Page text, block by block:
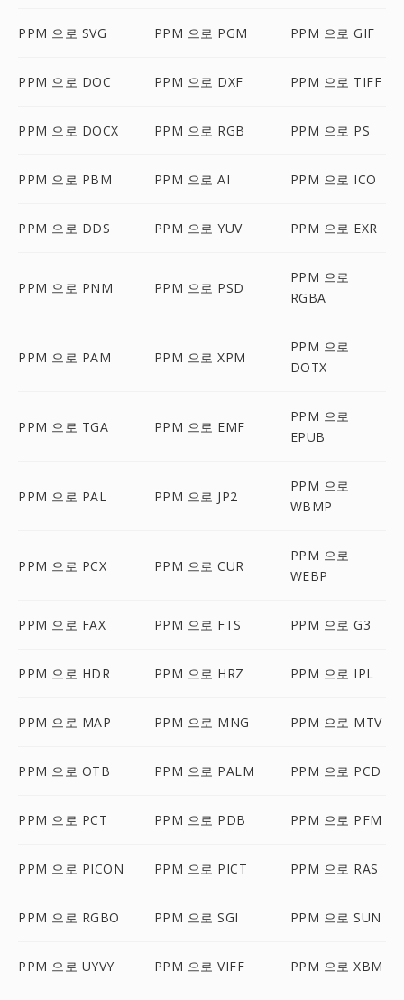
PPM 으로 SVG PPM 으로 PGM PPM 으로 GIF
PPM 으로 DOC PPM 으로 DXF PPM 으로 TIFF
PPM 으로 DOCX PPM 으로 RGB PPM 으로 PS
PPM 으로 PBM PPM 으로 AI PPM 으로 ICO
PPM 으로 DDS PPM 으로 YUV PPM 으로 EXR
PPM 으로 PNM PPM 으로 PSD
PPM 으로
RGBA
PPM 으로 PAM PPM 으로 XPM
PPM 으로
DOTX
PPM 으로 TGA PPM 으로 EMF
PPM 으로
EPUB
PPM 으로 PAL PPM 으로 JP2
PPM 으로
WBMP
PPM 으로 PCX PPM 으로 CUR
PPM 으로
WEBP
PPM 으로 FAX PPM 으로 FTS PPM 으로 G3
PPM 으로 HDR PPM 으로 HRZ PPM 으로 IPL
PPM 으로 MAP PPM 으로 MNG PPM 으로 MTV
PPM 으로 OTB PPM 으로 PALM PPM 으로 PCD
PPM 으로 PCT PPM 으로 PDB PPM 으로 PFM
PPM 으로 PICON PPM 으로 PICT PPM 으로 RAS
PPM 으로 RGBO PPM 으로 SGI PPM 으로 SUN
PPM 으로 UYVY PPM 으로 VIFF PPM 으로 XBM